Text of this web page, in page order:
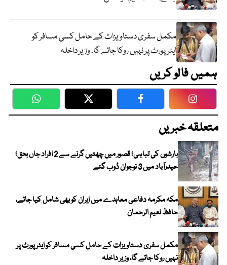
مکمل سفری دستاویزات کے حامل کسی مسافر کو
ایئرپورٹ پر نہیں روکا جائے گا، وزیر داخلہ
ہمیں فالو کریں
WhatsApp Twitter Facebook
متعلقہ خبریں
بارشوں کی تباہی؛ قصور میں چھتیں گرنے سے 2 افراد جاں بحق؛
حیدرآباد میں 3 نوجوان ڈوب گئے
مکہ مکرمہ دفاعی معاہدے میں ایران کو بھی شامل کیا جائے،
حافظ نعیم الرحمان
مکمل سفری دستاویزات کے حامل کسی مسافر کو ایئرپورٹ پر
نہیں روکا جائے گا، وزیر داخلہ